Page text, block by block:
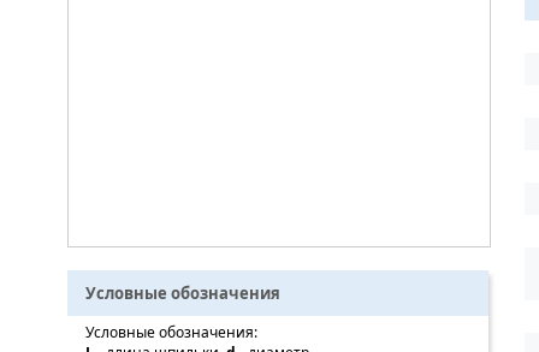
Условные обозначения
Условные обозначения: